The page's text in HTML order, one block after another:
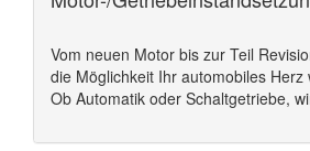
Vom neuen Motor bis zur Teil
die Möglichkeit Ihr automobiles Herz
Ob Automatik oder Schaltgetriebe,